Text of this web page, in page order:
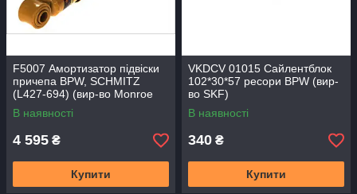
F5007 Амортизатор підвіски
причепа BPW, SCHMITZ
(L427-694) (вир-во Monroe
Magnum)
В наявності
4 595 ₴
Купити
VKDCV 01015 Сайлентблок
102*30*57 ресори BPW (вир-
во SKF)
В наявності
340 ₴
Купити